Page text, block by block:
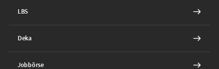
LBS
Deka
Jobbörse